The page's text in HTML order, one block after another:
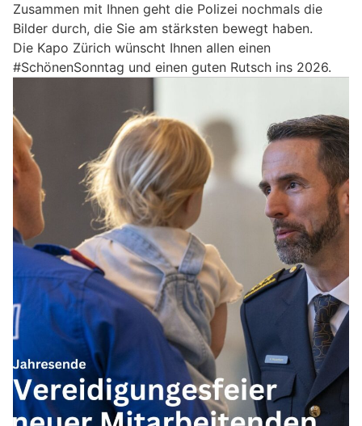
Zusammen mit Ihnen geht die Polizei nochmals die
Bilder durch, die Sie am stärksten bewegt haben.
Die Kapo Zürich wünscht Ihnen allen einen
#SchönenSonntag und einen guten Rutsch ins 2026.